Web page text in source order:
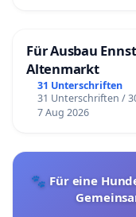
Für Ausbau
Altenmarkt
31 Unterschriften
31 Unterschriften /
7 Aug 2026
🐾 Für eine